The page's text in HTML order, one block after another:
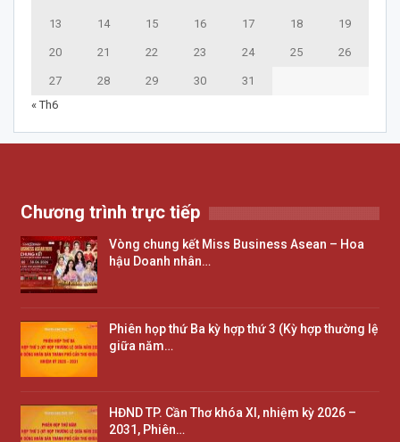
13 14 15 16 17 18 19
20 21 22 23 24 25 26
27 28 29 30
31
« Th6
Chương trình trực tiếp
Vòng chung kết Miss Business Asean – Hoa
hậu Doanh nhân…
Phiên họp thứ Ba kỳ hợp thứ 3 (Kỳ hợp thường lệ
giữa năm…
HĐND TP. Cần Thơ khóa XI, nhiệm kỳ 2026 –
2031, Phiên…